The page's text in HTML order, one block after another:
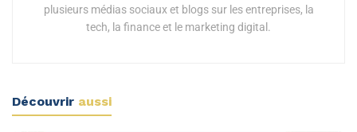
plusieurs médias sociaux et blogs sur les entreprises, la
tech, la finance et le marketing digital.
Découvrir aussi